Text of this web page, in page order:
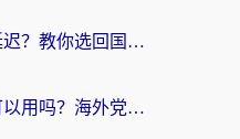
海外追剧卡顿、游戏延迟？教你选回国加速器，附免费加速器试用一小时福利
国外连回国内加速器可以用吗？海外党亲测实用指南，解决追剧游戏卡顿难题